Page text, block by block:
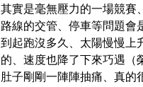
其實是毫無壓力的一場競賽
路線的交管、停車等問題會
到起跑沒多久、太陽慢慢上
的、速度也降了下來巧遇（
肚子剛剛一陣陣抽痛、真的